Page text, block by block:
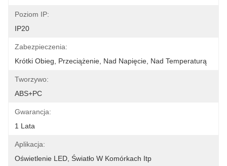
Poziom IP:
IP20
Zabezpieczenia:
Krótki Obieg, Przeciążenie, Nad Napięcie, Nad Temperaturą
Tworzywo:
ABS+PC
Gwarancja:
1 Lata
Aplikacja:
Oświetlenie LED, Światło W Komórkach Itp